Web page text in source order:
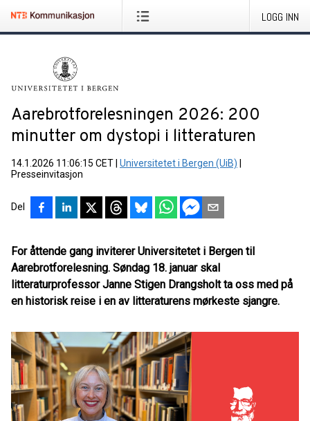
LOGG INN
Aarebrotforelesningen 2026: 200
minutter om dystopi i litteraturen
14.1.2026 11:06:15 CET Universitetet i Bergen (UiB)
Presseinvitasjon
Del
For åttende gang inviterer Universitetet i Bergen til
Aarebrotforelesning. Søndag 18. januar skal
litteraturprofessor Janne Stigen Drangsholt ta oss med på
en historisk reise i en av litteraturens mørkeste sjangre.